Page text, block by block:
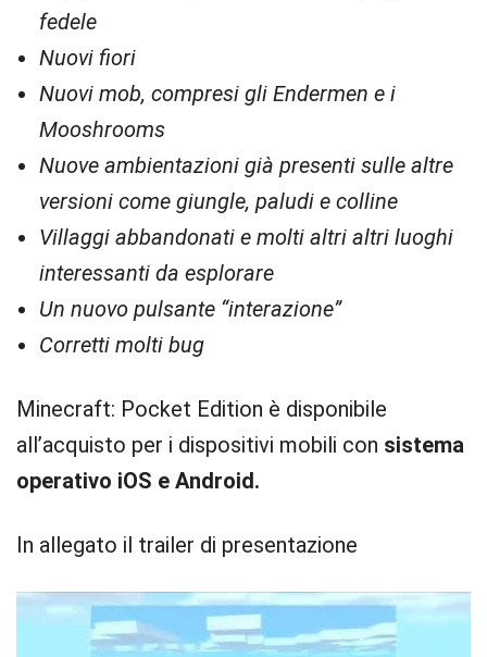
fedele
Nuovi fiori
Nuovi mob, compresi gli Endermen e i
Mooshrooms
Nuove ambientazioni già presenti sulle altre
versioni come giungle, paludi e colline
Villaggi abbandonati e molti altri altri luoghi
interessanti da esplorare
Un nuovo pulsante “interazione”
Corretti molti bug
Minecraft: Pocket Edition è disponibile
all’acquisto per i dispositivi mobili con sistema
operativo iOS e Android.
In allegato il trailer di presentazione